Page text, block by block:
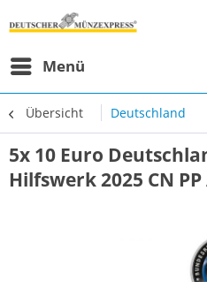
Menü
Übersicht Deutschland
5x 10 Euro
Hilfswerk 2025 CN PP